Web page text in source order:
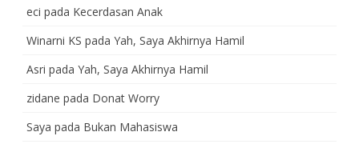
eci pada Kecerdasan Anak
Winarni KS pada Yah, Saya Akhirnya Hamil
Asri pada Yah, Saya Akhirnya Hamil
zidane pada Donat Worry
Saya pada Bukan Mahasiswa